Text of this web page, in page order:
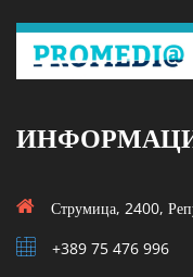
Струмица, 2400,
+389 75 476 996